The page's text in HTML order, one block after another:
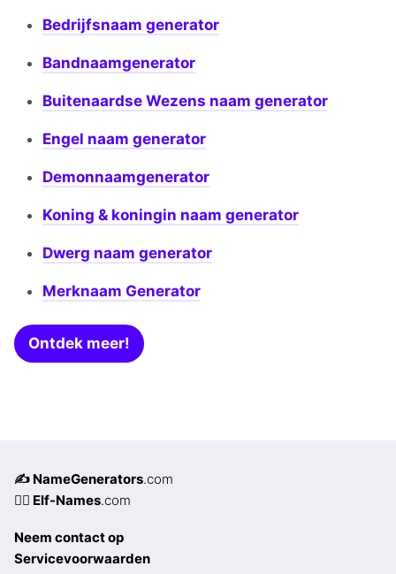
Bedrijfsnaam generator
Bandnaamgenerator
Buitenaardse Wezens naam generator
Engel naam generator
Demonnaamgenerator
Koning & koningin naam generator
Dwerg naam generator
Merknaam Generator
Ontdek meer!
✍️ NameGenerators.com
🧝‍♀️ Elf-Names.com
Neem contact op
Servicevoorwaarden